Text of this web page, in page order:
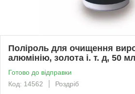
Поліроль для очищення
алюмінію, золота і. т. д, 50 мл
Готово до відправки
Код: 14562
Роздріб